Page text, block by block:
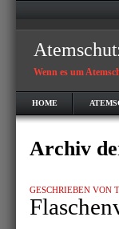
Wenn es um
HOME
Archiv
GESCHRIEBEN VON